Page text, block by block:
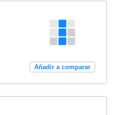
Añadir a comparar